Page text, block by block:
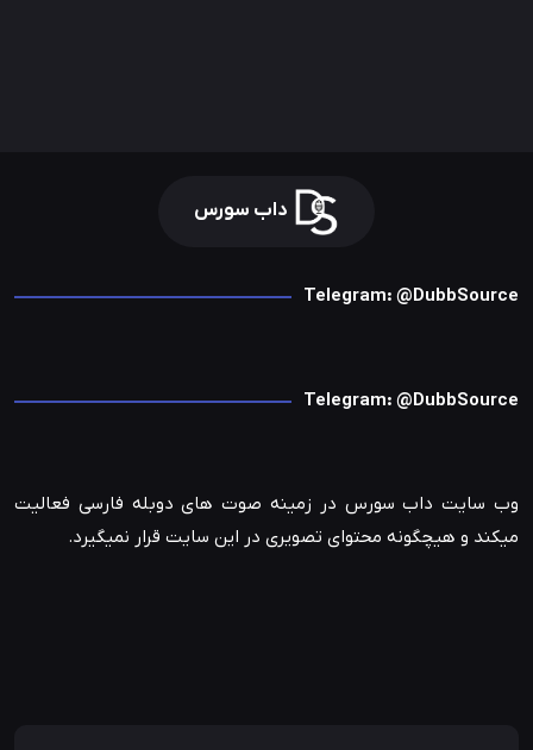
داب سورس
Telegram: @DubbSource
Telegram: @DubbSource
وب سایت داب سورس در زمینه صوت های دوبله فارسی فعالیت
میکند و هیچگونه محتوای تصویری در این سایت قرار نمیگیرد.